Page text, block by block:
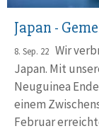
Japan -
8. Sep. 22 Wir
Japan. Mit
Neuguinea
einem
Februar